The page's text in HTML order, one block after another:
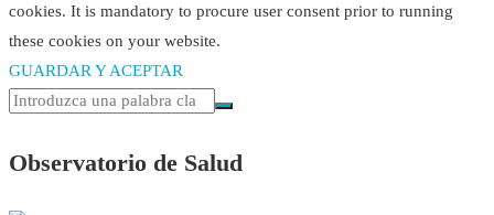
cookies. It is mandatory to procure user consent prior to running
these cookies on your website.
GUARDAR Y ACEPTAR
Observatorio de Salud